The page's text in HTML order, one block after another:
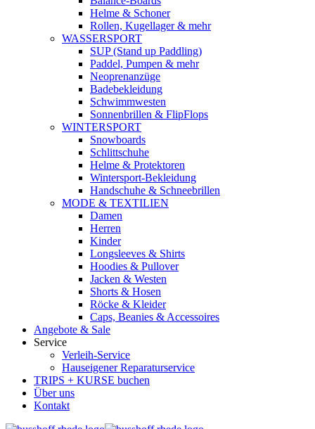
Helme & Schoner
Rollen, Kugellager & mehr
WASSERSPORT
SUP (Stand up Paddling)
Paddel, Pumpen & mehr
Neoprenanzüge
Badebekleidung
Schwimmwesten
Sonnenbrillen & FlipFlops
WINTERSPORT
Snowboards
Schlittschuhe
Helme & Protektoren
Wintersport-Bekleidung
Handschuhe & Schneebrillen
MODE & TEXTILIEN
Damen
Herren
Kinder
Longsleeves & Shirts
Hoodies & Pullover
Jacken & Westen
Shorts & Hosen
Röcke & Kleider
Caps, Beanies & Accessoires
Angebote & Sale
Service
Verleih-Service
Hauseigener Reparaturservice
TRIPS + KURSE buchen
Über uns
Kontakt